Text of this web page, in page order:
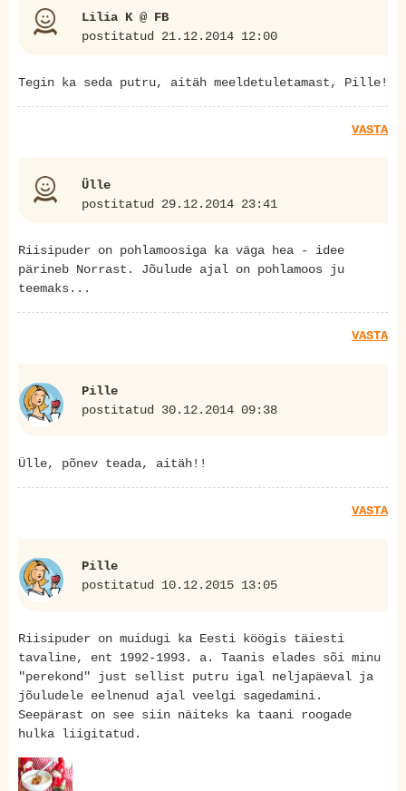
Lilia K @ FB
postitatud 21.12.2014 12:00
Tegin ka seda putru, aitäh meeldetuletamast, Pille!
VASTA
Ülle
postitatud 29.12.2014 23:41
Riisipuder on pohlamoosiga ka väga hea - idee
pärineb Norrast. Jõulude ajal on pohlamoos ju
teemaks...
VASTA
Pille
postitatud 30.12.2014 09:38
Ülle, põnev teada, aitäh!!
VASTA
Pille
postitatud 10.12.2015 13:05
Riisipuder on muidugi ka Eesti köögis täiesti
tavaline, ent 1992-1993. a. Taanis elades sõi minu
"perekond" just sellist putru igal neljapäeval ja
jõuludele eelnenud ajal veelgi sagedamini.
Seepärast on see siin näiteks ka taani roogade
hulka liigitatud.